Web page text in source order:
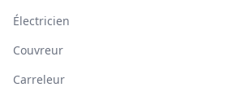
Électricien
Couvreur
Carreleur